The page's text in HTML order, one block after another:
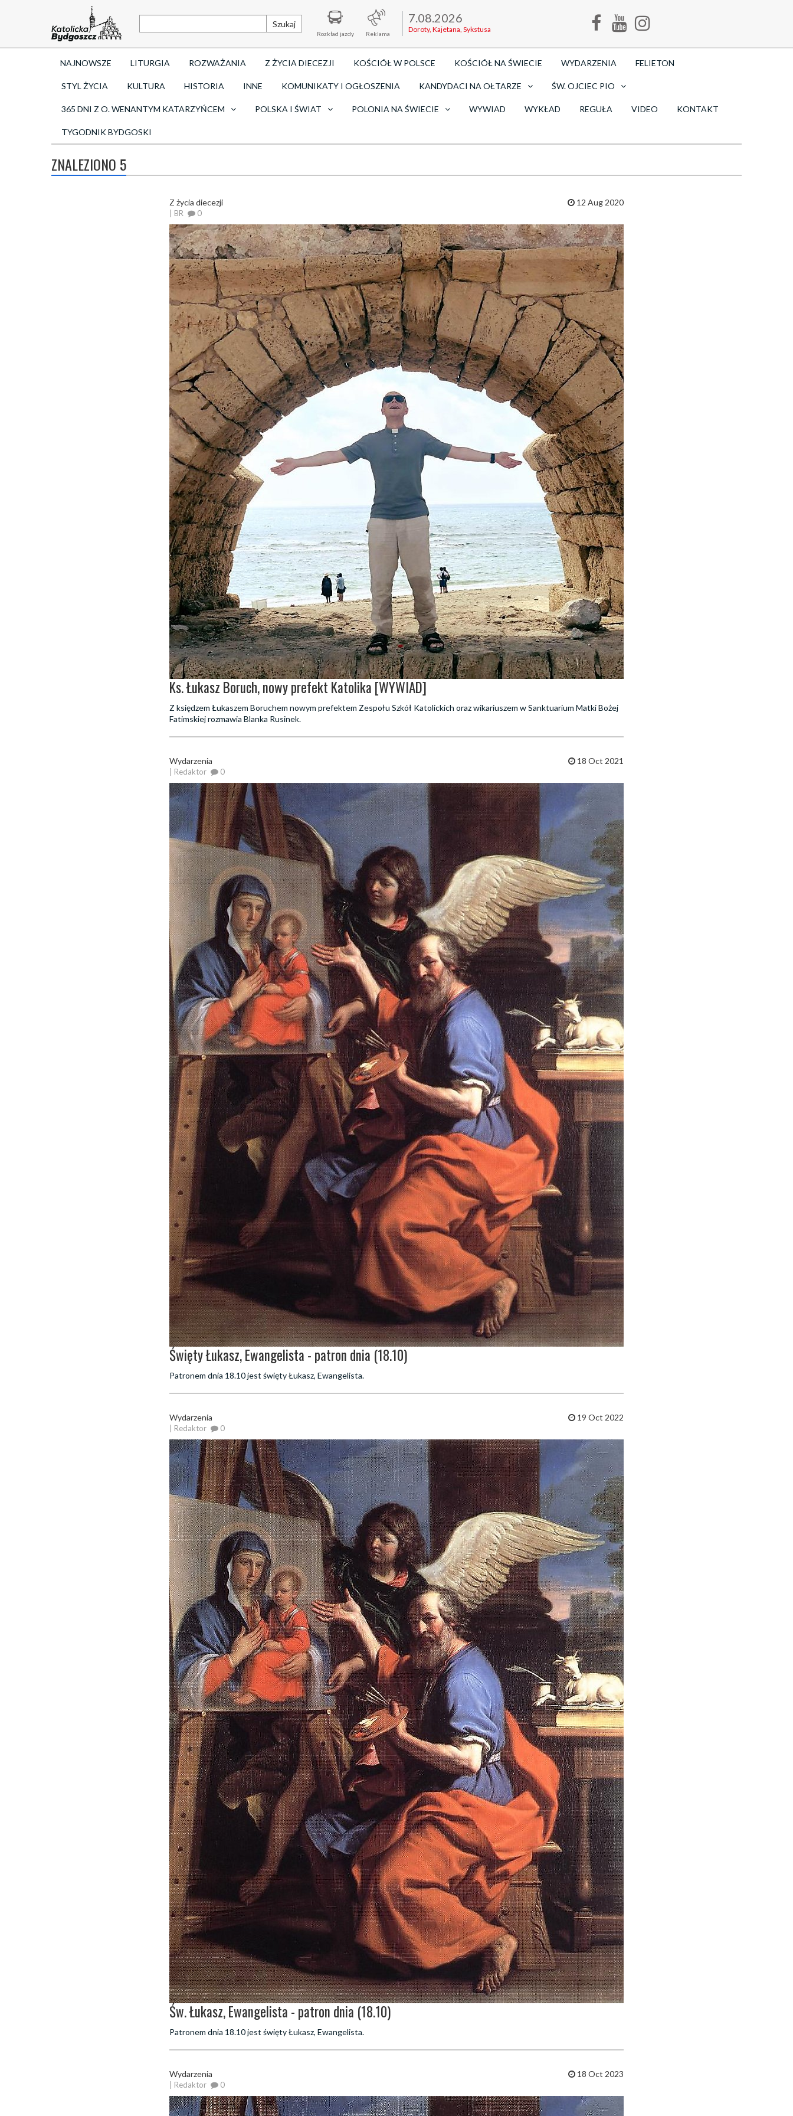
Szukaj
Rozkład jazdy Reklama
7.08.2026
Doroty, Kajetana, Sykstusa
NAJNOWSZE LITURGIA ROZWAŻANIA Z ŻYCIA DIECEZJI KOŚCIÓŁ W POLSCE KOŚCIÓŁ NA ŚWIECIE WYDARZENIA FELIETON
STYL ŻYCIA KULTURA HISTORIA INNE KOMUNIKATY I OGŁOSZENIA KANDYDACI NA OŁTARZE ŚW. OJCIEC PIO
365 DNI Z O. WENANTYM KATARZYŃCEM POLSKA I ŚWIAT POLONIA NA ŚWIECIE WYWIAD WYKŁAD REGUŁA VIDEO KONTAKT
TYGODNIK BYDGOSKI
ZNALEZIONO 5
Z życia diecezji
| BR 0
12 Aug 2020
Ks. Łukasz Boruch, nowy prefekt Katolika [WYWIAD]
Z księdzem Łukaszem Boruchem nowym prefektem Zespołu Szkół Katolickich oraz wikariuszem w Sanktuarium Matki Bożej
Fatimskiej rozmawia Blanka Rusinek.
Wydarzenia
| Redaktor 0
18 Oct 2021
Święty Łukasz, Ewangelista - patron dnia (18.10)
Patronem dnia 18.10 jest święty Łukasz, Ewangelista.
Wydarzenia
| Redaktor 0
19 Oct 2022
Św. Łukasz, Ewangelista - patron dnia (18.10)
Patronem dnia 18.10 jest święty Łukasz, Ewangelista.
Wydarzenia
| Redaktor 0
18 Oct 2023